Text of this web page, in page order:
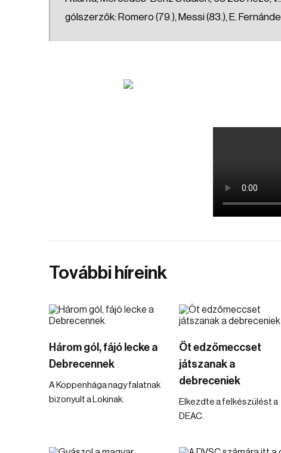
gólszerzők: Romero (79.), Messi (83.), E.
További híreink
Három gól, fájó lecke a
Debrecennek
A Koppenhága nagy falatnak
bizonyult a Lokinak.
Öt edzőmeccset
játszanak a
debreceniek
Elkezdte a felkészülést a
DEAC.